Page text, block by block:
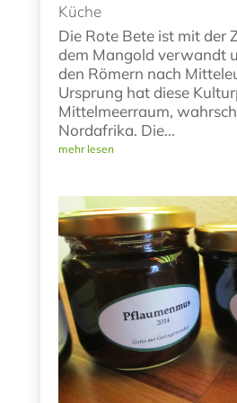
Küche
Die Rote Bete ist mit der
dem Mangold verwandt
den Römern nach
Ursprung hat diese
Mittelmeerraum,
Nordafrika. Die...
mehr lesen